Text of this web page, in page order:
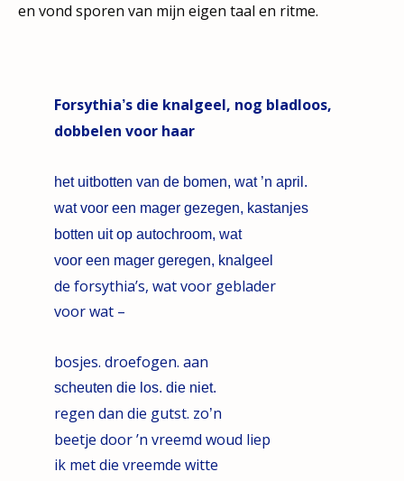
en vond sporen van mijn eigen taal en ritme.
Forsythia’s die knalgeel, nog bladloos,
dobbelen voor haar
het uitbotten van de bomen, wat ’n april.
wat voor een mager gezegen, kastanjes
botten uit op autochroom, wat
voor een mager geregen, knalgeel
de forsythia’s, wat voor geblader
voor wat –
bosjes. droefogen. aan
scheuten die los. die niet.
regen dan die gutst. zo’n
beetje door ’n vreemd woud liep
ik met die vreemde witte